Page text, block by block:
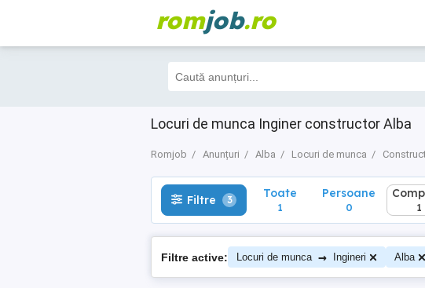
romjob.ro
Locuri de munca Inginer constructor Alba
Romjob Anunțuri Alba Locuri de munca
Filtre 3 Toate
1
Filtre 3 Toate
1
Persoane
0 1
Filtre active: Locuri de munca → Ingineri Alba